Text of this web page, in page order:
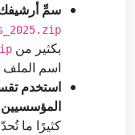
سمِّ
بكثير من
اسم الملف
المؤسسيين